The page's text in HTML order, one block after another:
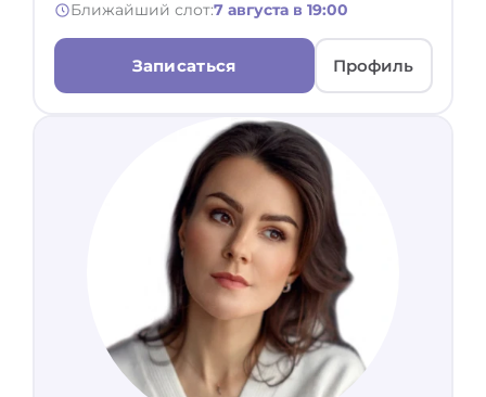
Ближайший слот:7 августа в 19:00
Записаться Профиль